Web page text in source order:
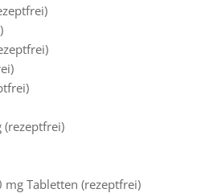
(rezeptfrei)
Tabletten (rezeptfrei)